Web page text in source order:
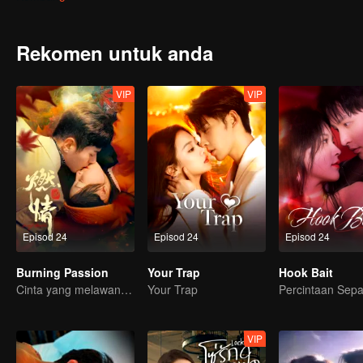
perempuannya, Nong, didera dengan kejam sehingga mengalami
anak lelaki Guan Shanhai, Guan Huai, secara tidak disangka
Rekomen untuk anda
Episod 24
VIP
Burning Passion
Cinta yang melawan takdir, diuji oleh derita dan kuasa
Episod 24
VIP
Your Trap
Your Trap
Episod 24
Hook Bait
VIP